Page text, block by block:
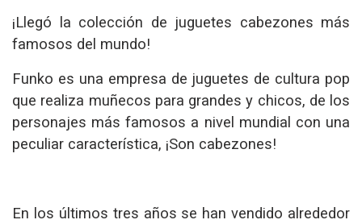
¡Llegó la colección de juguetes cabezones más
famosos del mundo!
Funko es una empresa de juguetes de cultura pop
que realiza muñecos para grandes y chicos, de los
personajes más famosos a nivel mundial con una
peculiar característica, ¡Son cabezones!
En los últimos tres años se han vendido alrededor